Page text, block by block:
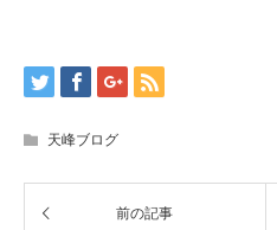
天峰ブログ